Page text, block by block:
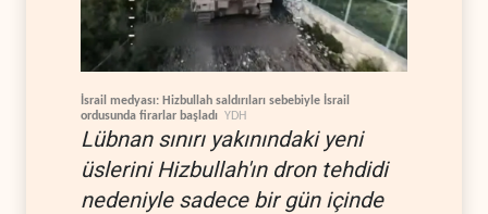
İsrail medyası: Hizbullah saldırıları sebebiyle İsrail
ordusunda firarlar başladı YDH
Lübnan sınırı yakınındaki yeni
üslerini Hizbullah'ın dron tehdidi
nedeniyle sadece bir gün içinde